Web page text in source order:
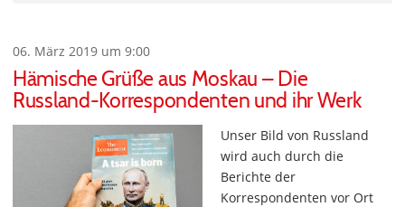
06. März 2019 um 9:00
Hämische Grüße aus Moskau – Die
Russland-Korrespondenten und ihr Werk
Unser Bild von Russland
wird auch durch die
Berichte der
Korrespondenten vor Ort